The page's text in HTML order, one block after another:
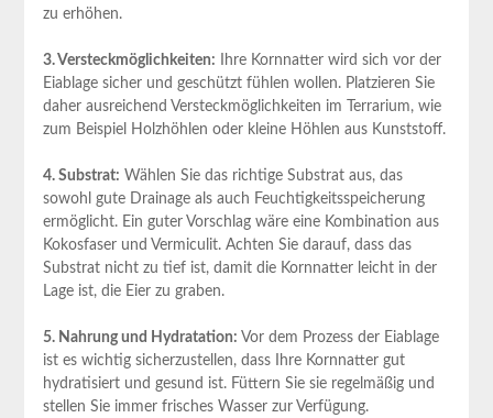
zu erhöhen.
3. Versteckmöglichkeiten: Ihre Kornnatter wird sich vor der
Eiablage sicher und geschützt fühlen wollen. Platzieren Sie
daher ausreichend Versteckmöglichkeiten im Terrarium, wie
zum Beispiel Holzhöhlen oder kleine Höhlen aus Kunststoff.
4. Substrat: Wählen Sie das richtige Substrat aus, das
sowohl gute Drainage als auch Feuchtigkeitsspeicherung
ermöglicht. Ein guter Vorschlag wäre eine Kombination aus
Kokosfaser und Vermiculit. Achten Sie darauf, dass das
Substrat nicht zu tief ist, damit die Kornnatter leicht in der
Lage ist, die Eier zu graben.
5. Nahrung und Hydratation: Vor dem Prozess der Eiablage
ist es wichtig sicherzustellen, dass Ihre Kornnatter gut
hydratisiert und gesund ist. Füttern Sie sie regelmäßig und
stellen Sie immer frisches Wasser zur Verfügung.